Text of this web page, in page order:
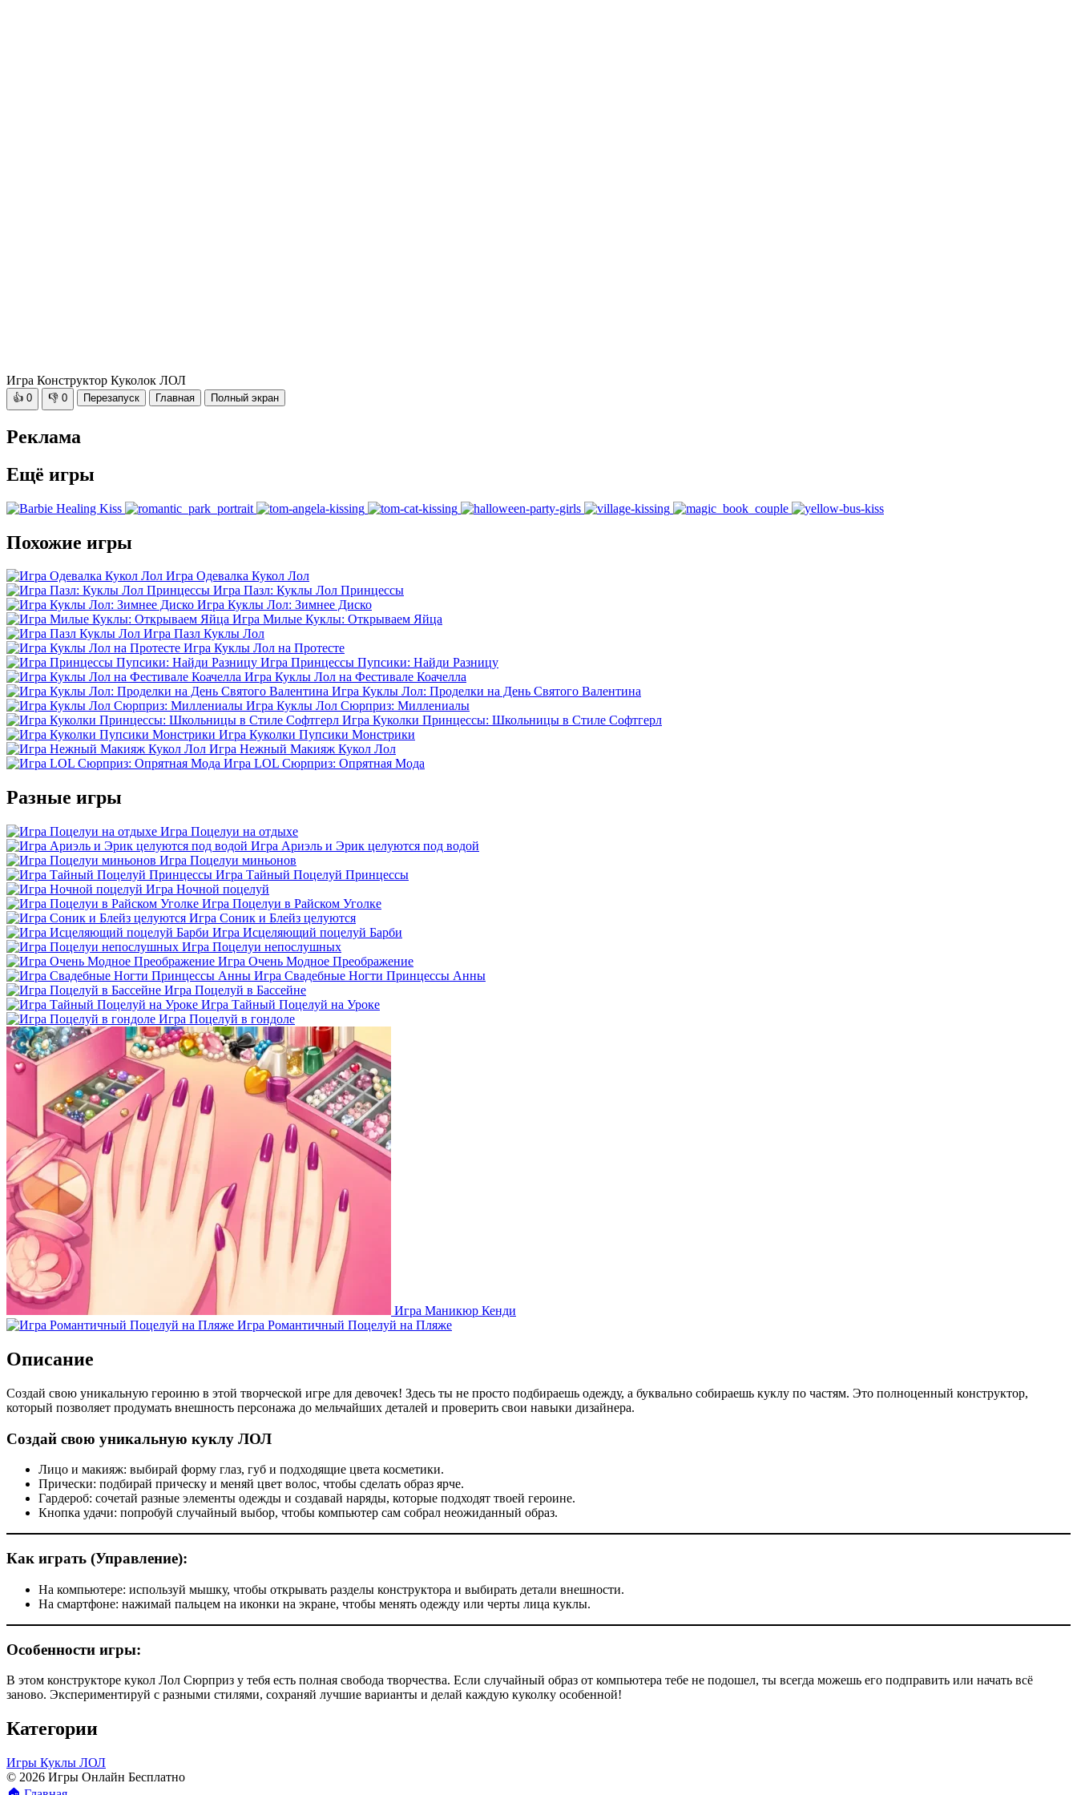
Игра Конструктор Куколок ЛОЛ
👍 0 👎 0 Перезапуск Главная Полный экран
Реклама
Ещё игры
Похожие игры
Игра Одевалка Кукол Лол
Игра Пазл: Куклы Лол Принцессы
Игра Куклы Лол: Зимнее Диско
Игра Милые Куклы: Открываем Яйца
Игра Пазл Куклы Лол
Игра Куклы Лол на Протесте
Игра Принцессы Пупсики: Найди Разницу
Игра Куклы Лол на Фестивале Коачелла
Игра Куклы Лол: Проделки на День Святого Валентина
Игра Куклы Лол Сюрприз: Миллениалы
Игра Куколки Принцессы: Школьницы в Стиле Софтгерл
Игра Куколки Пупсики Монстрики
Игра Нежный Макияж Кукол Лол
Игра LOL Сюрприз: Опрятная Мода
Разные игры
Игра Поцелуи на отдыхе
Игра Ариэль и Эрик целуются под водой
Игра Поцелуи миньонов
Игра Тайный Поцелуй Принцессы
Игра Ночной поцелуй
Игра Поцелуи в Райском Уголке
Игра Соник и Блейз целуются
Игра Исцеляющий поцелуй Барби
Игра Поцелуи непослушных
Игра Очень Модное Преображение
Игра Свадебные Ногти Принцессы Анны
Игра Поцелуй в Бассейне
Игра Тайный Поцелуй на Уроке
Игра Поцелуй в гондоле
Игра Маникюр Кенди
Игра Романтичный Поцелуй на Пляже
Описание
Создай свою уникальную героиню в этой творческой игре для девочек! Здесь ты не просто подбираешь одежду, а буквально собираешь куклу по частям. Это полноценный конструктор,
который позволяет продумать внешность персонажа до мельчайших деталей и проверить свои навыки дизайнера.
Создай свою уникальную куклу ЛОЛ
Лицо и макияж: выбирай форму глаз, губ и подходящие цвета косметики.
Прически: подбирай прическу и меняй цвет волос, чтобы сделать образ ярче.
Гардероб: сочетай разные элементы одежды и создавай наряды, которые подходят твоей героине.
Кнопка удачи: попробуй случайный выбор, чтобы компьютер сам собрал неожиданный образ.
Как играть (Управление):
На компьютере: используй мышку, чтобы открывать разделы конструктора и выбирать детали внешности.
На смартфоне: нажимай пальцем на иконки на экране, чтобы менять одежду или черты лица куклы.
Особенности игры:
В этом конструкторе кукол Лол Сюрприз у тебя есть полная свобода творчества. Если случайный образ от компьютера тебе не подошел, ты всегда можешь его подправить или начать всё
заново. Экспериментируй с разными стилями, сохраняй лучшие варианты и делай каждую куколку особенной!
Категории
Игры Куклы ЛОЛ
© 2026 Игры Онлайн Бесплатно